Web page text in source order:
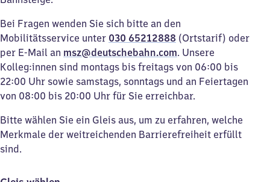
Bei Fragen wenden Sie sich bitte an den
Mobilitätsservice unter 030 65212888 (Ortstarif) oder
per E-Mail an msz@deutschebahn.com. Unsere
Kolleg:innen sind montags bis freitags von 06:00 bis
22:00 Uhr sowie samstags, sonntags und an Feiertagen
von 08:00 bis 20:00 Uhr für Sie erreichbar.
Bitte wählen Sie ein Gleis aus, um zu erfahren, welche
Merkmale der weitreichenden Barrierefreiheit erfüllt
sind.